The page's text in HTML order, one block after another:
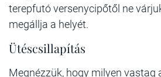
terepfutó versenycipőtől ne
megállja a helyét.
Ütéscsillapítás
Megnézzük, hogy milyen vastag